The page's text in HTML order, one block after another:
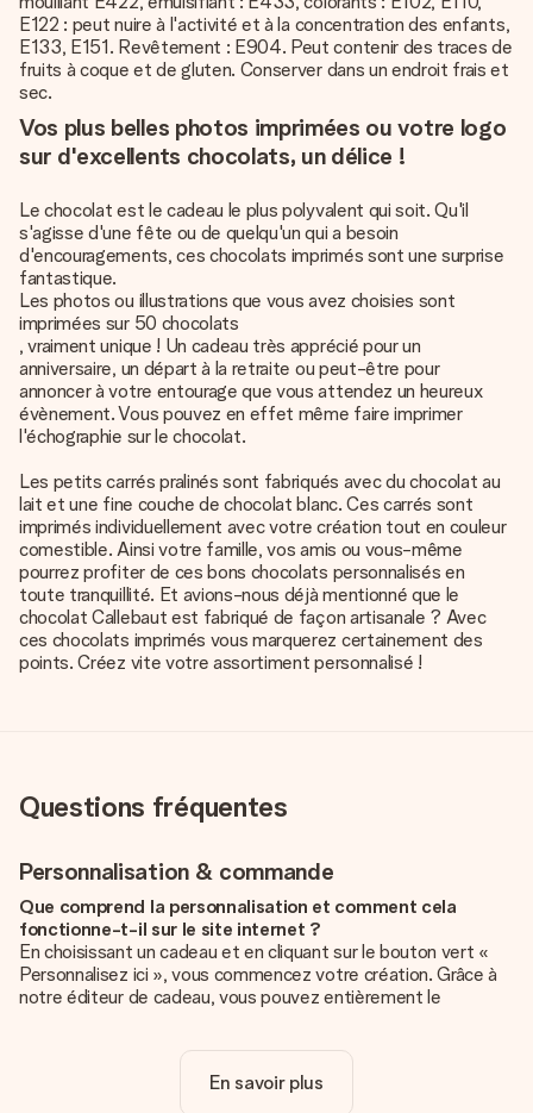
E122 : peut nuire à l'activité et à la concentration des enfants,
E133, E151. Revêtement : E904. Peut contenir des traces de
fruits à coque et de gluten. Conserver dans un endroit frais et
sec.
Vos plus belles photos imprimées ou votre logo
sur d'excellents chocolats, un délice !
Le chocolat est le cadeau le plus polyvalent qui soit. Qu'il
s'agisse d'une fête ou de quelqu'un qui a besoin
d'encouragements, ces chocolats imprimés sont une surprise
fantastique.
Les photos ou illustrations que vous avez choisies sont
imprimées sur 50 chocolats
, vraiment unique ! Un cadeau très apprécié pour un
anniversaire, un départ à la retraite ou peut-être pour
annoncer à votre entourage que vous attendez un heureux
évènement. Vous pouvez en effet même faire imprimer
l'échographie sur le chocolat.
Les petits carrés pralinés sont fabriqués avec du chocolat au
lait et une fine couche de chocolat blanc. Ces carrés sont
imprimés individuellement avec votre création tout en couleur
comestible. Ainsi votre famille, vos amis ou vous-même
pourrez profiter de ces bons chocolats personnalisés en
toute tranquillité. Et avions-nous déjà mentionné que le
chocolat Callebaut est fabriqué de façon artisanale ? Avec
ces chocolats imprimés vous marquerez certainement des
points. Créez vite votre assortiment personnalisé !
Questions fréquentes
Personnalisation & commande
Que comprend la personnalisation et comment cela
fonctionne-t-il sur le site internet ?
En choisissant un cadeau et en cliquant sur le bouton vert «
Personnalisez ici », vous commencez votre création. Grâce à
notre éditeur de cadeau, vous pouvez entièrement le
unique pour ajouter une touche finale à votre cadeau.
En savoir plus